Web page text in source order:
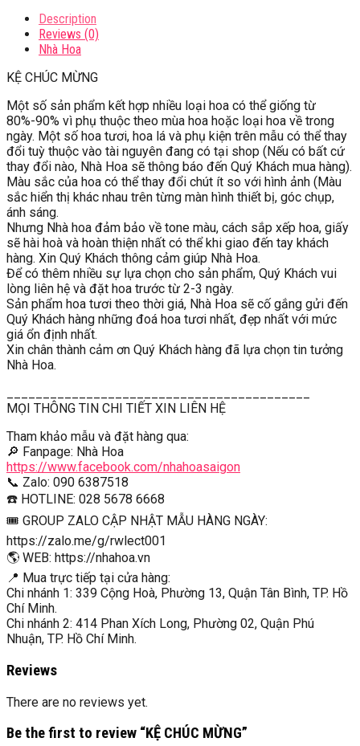
Description
Reviews (0)
Nhà Hoa
KỆ CHÚC MỪNG
Một số sản phẩm kết hợp nhiều loại hoa có thể giống từ
80%-90% vì phụ thuộc theo mùa hoa hoặc loại hoa về trong
ngày. Một số hoa tươi, hoa lá và phụ kiện trên mẫu có thể thay
đổi tuỳ thuộc vào tài nguyên đang có tại shop (Nếu có bất cứ
thay đổi nào, Nhà Hoa sẽ thông báo đến Quý Khách mua hàng).
Màu sắc của hoa có thể thay đổi chút ít so với hình ảnh (Màu
sắc hiển thị khác nhau trên từng màn hình thiết bị, góc chụp,
ánh sáng.
Nhưng Nhà hoa đảm bảo về tone màu, cách sắp xếp hoa, giấy
sẽ hài hoà và hoàn thiện nhất có thể khi giao đến tay khách
hàng. Xin Quý Khách thông cảm giúp Nhà Hoa.
Để có thêm nhiều sự lựa chọn cho sản phẩm, Quý Khách vui
lòng liên hệ và đặt hoa trước từ 2-3 ngày.
Sản phẩm hoa tươi theo thời giá, Nhà Hoa sẽ cố gắng gửi đến
Quý Khách hàng những đoá hoa tươi nhất, đẹp nhất với mức
giá ổn định nhất.
Xin chân thành cảm ơn Quý Khách hàng đã lựa chọn tin tưởng
Nhà Hoa.
MỌI THÔNG TIN CHI TIẾT XIN LIÊN HỆ
Tham khảo mẫu và đặt hàng qua:
🔎 Fanpage: Nhà Hoa
https://www.facebook.com/nhahoasaigon
📞 Zalo: 090 6387518
☎️ HOTLINE: 028 5678 6668
🎟 GROUP ZALO CẬP NHẬT MẪU HÀNG NGÀY:
https://zalo.me/g/rwlect001
🌎 WEB: https://nhahoa.vn
📍 Mua trực tiếp tại cửa hàng:
Chi nhánh 1: 339 Cộng Hoà, Phường 13, Quận Tân Bình, TP. Hồ
Chí Minh.
Chi nhánh 2: 414 Phan Xích Long, Phường 02, Quận Phú
Nhuận, TP. Hồ Chí Minh.
Reviews
There are no reviews yet.
Be the first to review “KỆ CHÚC MỪNG”